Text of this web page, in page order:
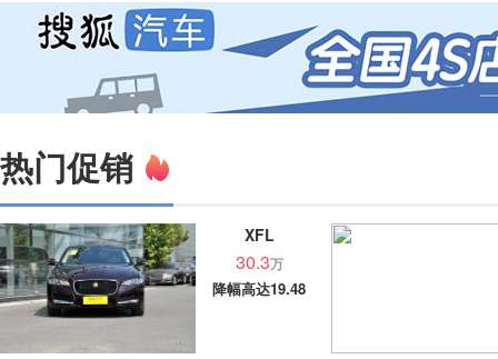
热门促销
XFL
30.3万
降幅高达19.48